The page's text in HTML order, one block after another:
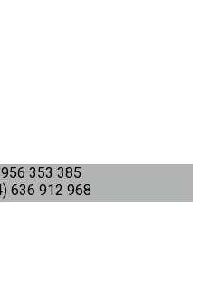
353 385
636 912 968